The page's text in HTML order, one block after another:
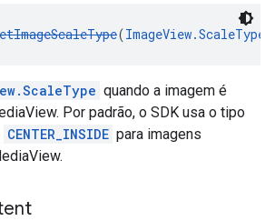
(ImageView.ScaleType
quando a imagem é
Por padrão, o SDK usa o tipo
CENTER_INSIDE para imagens